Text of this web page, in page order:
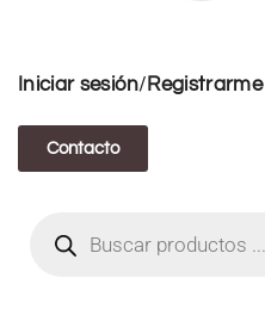
Iniciar sesión/ Registrarme
Contacto